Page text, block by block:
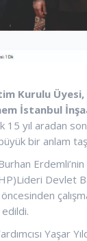
Kurulu Üyesi,
İstanbul
15 yıl aradan
bir anlam
Devlet
Yaşar